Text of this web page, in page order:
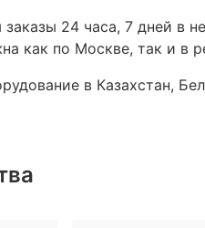
24 часа, 7 дней в
как по Москве, так и в
в Казахстан,